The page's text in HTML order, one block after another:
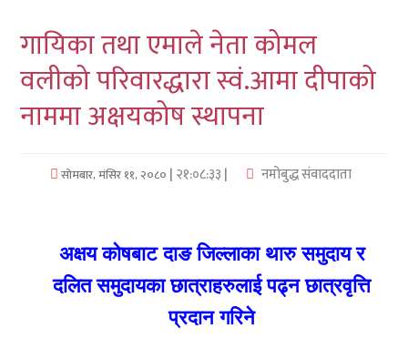
प्रवास
अर्थवाणिज्य
खेलकुद
सूचना
गायिका तथा एमाले नेता कोमल
वलीको परिवारद्धारा स्वं.आमा दीपाको
नाममा अक्षयकोष स्थापना
सोमबार, मंसिर ११, २०८० | २१:०८:३३ | नमोबुद्ध संवाददाता
अक्षय कोषबाट दाङ जिल्लाका थारु समुदाय र
दलित समुदायका छात्राहरुलाई पढ्न छात्रवृत्ति
प्रदान गरिने